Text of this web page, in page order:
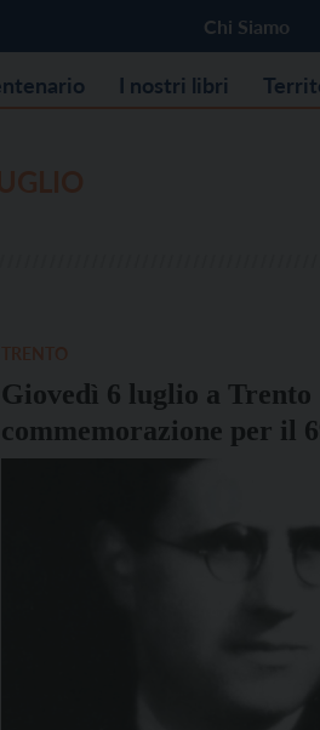
Chi Siamo
I nostri libri
Giovedì 6 luglio a Trento
commemorazione per il
anniversario dalla